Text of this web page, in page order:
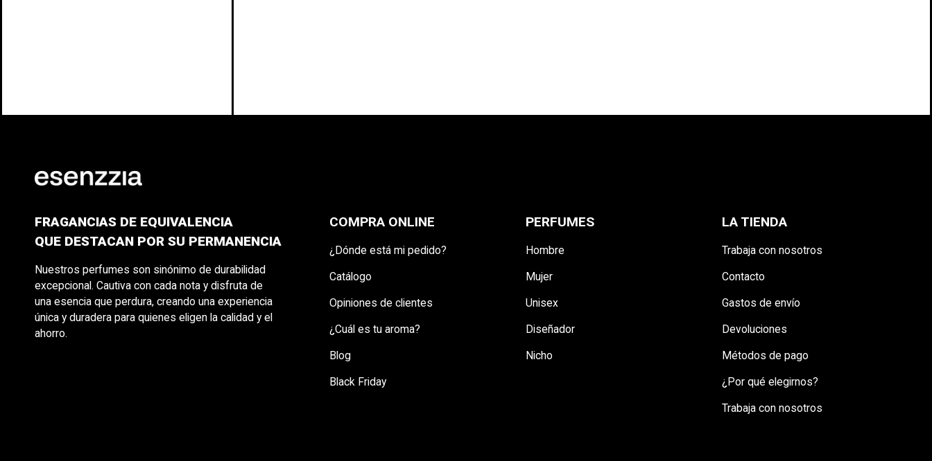
FRAGANCIAS DE EQUIVALENCIA
QUE DESTACAN POR SU PERMANENCIA
Nuestros perfumes son sinónimo de durabilidad
excepcional. Cautiva con cada nota y disfruta de
una esencia que perdura, creando una experiencia
única y duradera para quienes eligen la calidad y el
ahorro.
COMPRA ONLINE
¿Dónde está mi pedido?
Catálogo
Opiniones de clientes
¿Cuál es tu aroma?
Blog
Black Friday
PERFUMES
Hombre
Mujer
Unisex
Diseñador
Nicho
LA TIENDA
Trabaja con nosotros
Contacto
Gastos de envío
Devoluciones
Métodos de pago
¿Por qué elegirnos?
Trabaja con nosotros